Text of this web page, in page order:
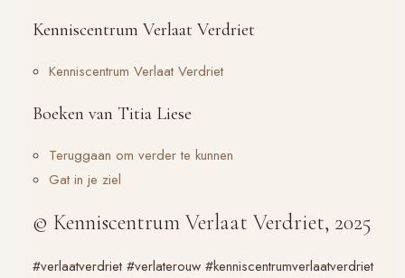
Kenniscentrum Verlaat Verdriet
Kenniscentrum Verlaat Verdriet
Boeken van Titia Liese
Teruggaan om verder te kunnen
Gat in je ziel
© Kenniscentrum Verlaat Verdriet, 2025
#verlaatverdriet #verlaterouw #kenniscentrumverlaatverdriet